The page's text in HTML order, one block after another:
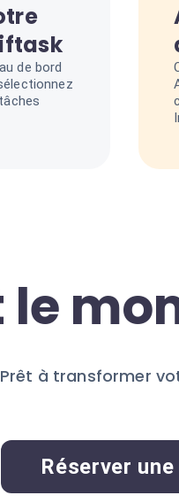
de bord
le
Prêt à transformer
Réserver